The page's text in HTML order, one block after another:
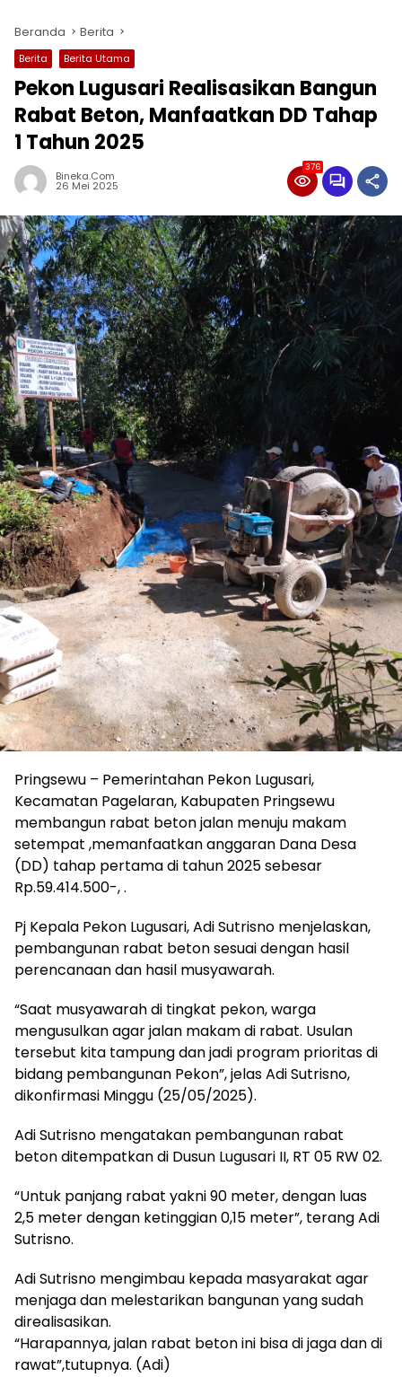
Beranda Berita
Berita Berita Utama
Pekon Lugusari Realisasikan Bangun
Rabat Beton, Manfaatkan DD Tahap
1 Tahun 2025
Bineka.com
26 Mei 2025
376
Pringsewu – Pemerintahan Pekon Lugusari,
Kecamatan Pagelaran, Kabupaten Pringsewu
membangun rabat beton jalan menuju makam
setempat ,memanfaatkan anggaran Dana Desa
(DD) tahap pertama di tahun 2025 sebesar
Rp.59.414.500-, .
Pj Kepala Pekon Lugusari, Adi Sutrisno menjelaskan,
pembangunan rabat beton sesuai dengan hasil
perencanaan dan hasil musyawarah.
“Saat musyawarah di tingkat pekon, warga
mengusulkan agar jalan makam di rabat. Usulan
tersebut kita tampung dan jadi program prioritas di
bidang pembangunan Pekon”, jelas Adi Sutrisno,
dikonfirmasi Minggu (25/05/2025).
Adi Sutrisno mengatakan pembangunan rabat
beton ditempatkan di Dusun Lugusari II, RT 05 RW 02.
“Untuk panjang rabat yakni 90 meter, dengan luas
2,5 meter dengan ketinggian 0,15 meter”, terang Adi
Sutrisno.
Adi Sutrisno mengimbau kepada masyarakat agar
menjaga dan melestarikan bangunan yang sudah
direalisasikan.
“Harapannya, jalan rabat beton ini bisa di jaga dan di
rawat”,tutupnya. (Adi)